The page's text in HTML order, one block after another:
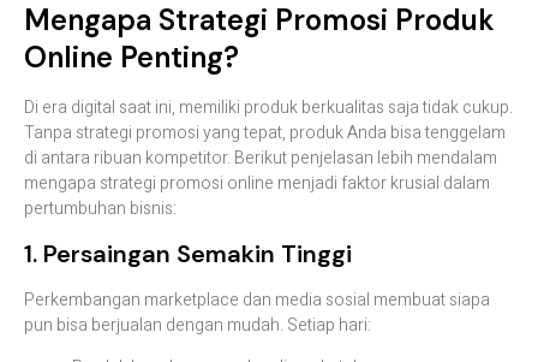
Mengapa Strategi Promosi Produk
Online Penting?
Di era digital saat ini, memiliki produk berkualitas saja tidak cukup.
Tanpa strategi promosi yang tepat, produk Anda bisa tenggelam
di antara ribuan kompetitor. Berikut penjelasan lebih mendalam
mengapa strategi promosi online menjadi faktor krusial dalam
pertumbuhan bisnis:
1. Persaingan Semakin Tinggi
Perkembangan marketplace dan media sosial membuat siapa
pun bisa berjualan dengan mudah. Setiap hari: